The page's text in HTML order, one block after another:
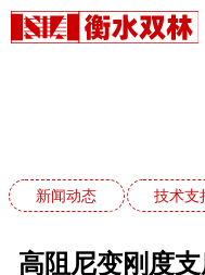
新闻动态 技术支
高阻尼变刚度